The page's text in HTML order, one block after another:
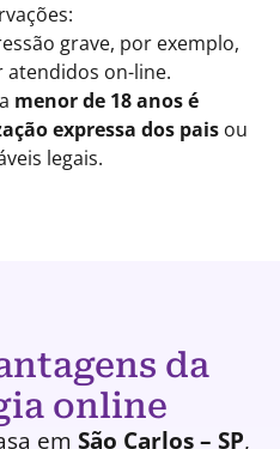
grave, por exemplo,
atendidos on-line.
menor de 18 anos é
expressa dos paisou
legais.
da
online
em São Carlos – SP,